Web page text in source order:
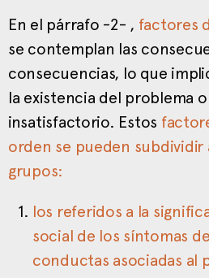
En el párrafo -2- , factores
se contemplan las
consecuencias, lo que
la existencia del problema
insatisfactorio. Estos
orden se pueden subdividir
grupos:
los referidos a la
social de los síntomas
conductas asociadas al